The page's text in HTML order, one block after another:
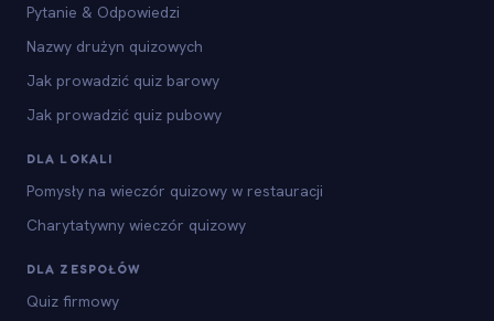
Pytanie & Odpowiedzi
Nazwy drużyn quizowych
Jak prowadzić quiz barowy
Jak prowadzić quiz pubowy
DLA LOKALI
Pomysły na wieczór quizowy w restauracji
Charytatywny wieczór quizowy
DLA ZESPOŁÓW
Quiz firmowy